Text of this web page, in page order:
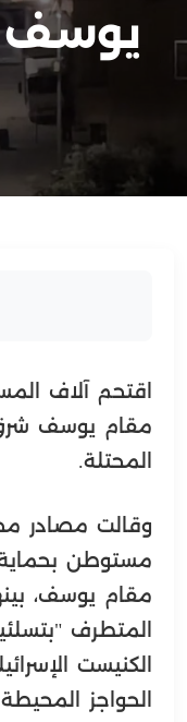
يوسف
اقتحم آلاف
مقام يوسف شرق
المحتلة.
مستوطن بحماية
مقام يوسف،
المتطرف
الكنيست
الحواجز